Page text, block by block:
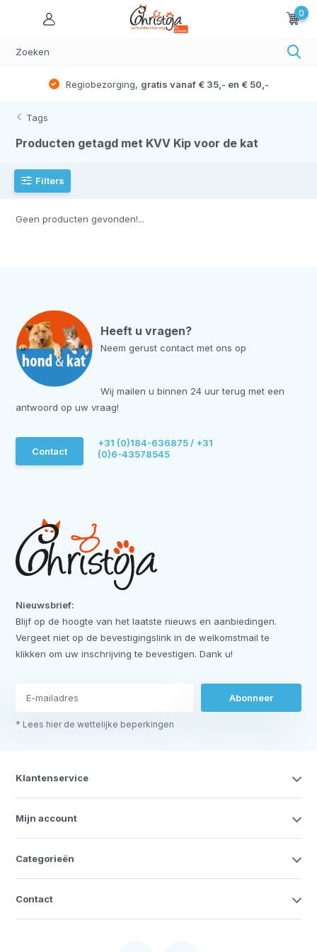
0
Regiobezorging, gratis vanaf € 35,- en € 50,-
Tags
Producten getagd met KVV Kip voor de kat
Filters
Geen producten gevonden!...
Heeft u vragen?
Neem gerust contact met ons op
Wij mailen u binnen 24 uur terug met een
antwoord op uw vraag!
Contact
+31 (0)184-636875 / +31
(0)6-43578545
Nieuwsbrief:
Blijf op de hoogte van het laatste nieuws en aanbiedingen.
Vergeet niet op de bevestigingslink in de welkomstmail te
klikken om uw inschrijving te bevestigen. Dank u!
Abonneer
* Lees hier de wettelijke beperkingen
Klantenservice
Mijn account
Categorieën
Contact